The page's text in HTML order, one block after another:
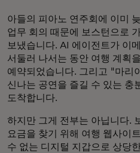
아들의 피아노 연주회에 이미
업무 회의 때문에 보스턴으로
보냈습니다. AI 에이전트가 이
서둘러 나서는 동안 여행 계획
예약되었습니다. 그리고 "마리
신나는 공연을 즐길 수 있는 충
도착합니다.
하지만 그게 전부는 아닙니다.
요금을 찾기 위해 여행 웹사이
수 없는 디지털 지갑으로 상당